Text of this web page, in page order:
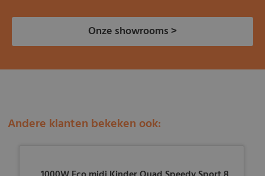
Onze showrooms >
Andere klanten bekeken ook: